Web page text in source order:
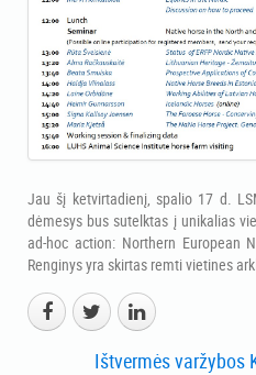
Jau šį ketvirtadienį, spalio 17 d.
dėmesys bus sutelktas į unikalias
ad-hoc action: Northern European
Renginys yra skirtas remti vietines
Ištvermės varžybos